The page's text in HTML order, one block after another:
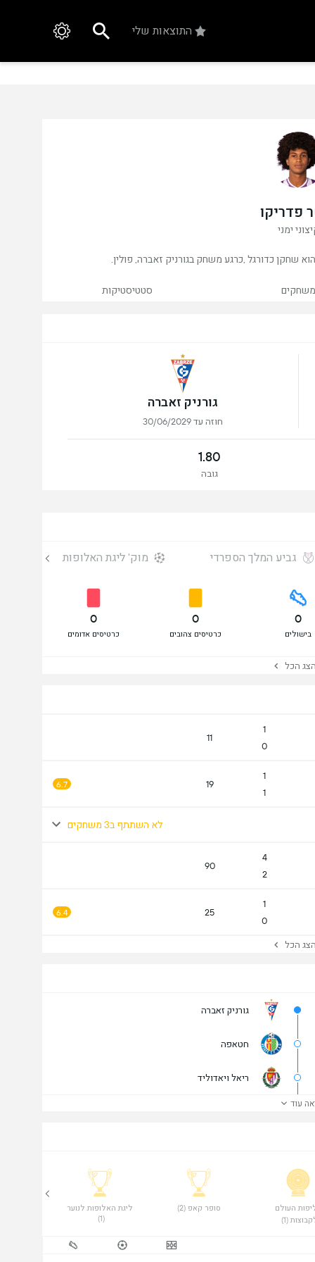
התוצאות שלי
פדריקו
ימני
משחקים סטטיסטיקות
גורניק זאברה
חוזה עד 30/06/2029
1.80
גובה
גביע המלך הספרדי מוק' ליגת האלופות
0
בישולים
0
כרטיסים צהובים
0
כרטיסים אדומים
הכל
1
0
11
1
1
19
6.7
לא השתתף ב3 משחקים
4
2
90
1
0
25
6.4
הכל
גורניק זאברה
חטאפה
ריאל ויאדוליד
עוד
(1)
סופר קאפ (2)
(1)